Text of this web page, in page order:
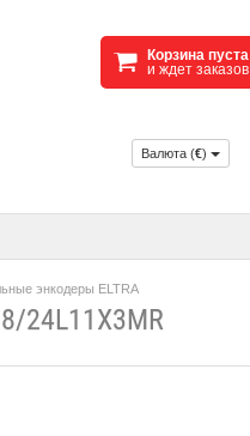
Корзина пуста
и ждет заказов
Валюта (€)
энкодеры ELTRA
24L11X3MR